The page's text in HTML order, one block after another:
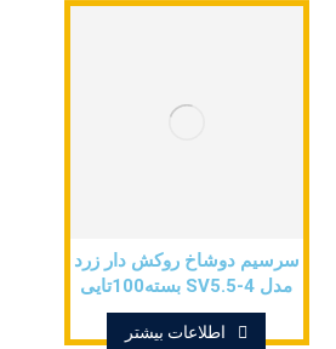
سرسیم دوشاخ روکش دار زرد
مدل SV5.5-4 بسته100تایی
اطلاعات بیشتر